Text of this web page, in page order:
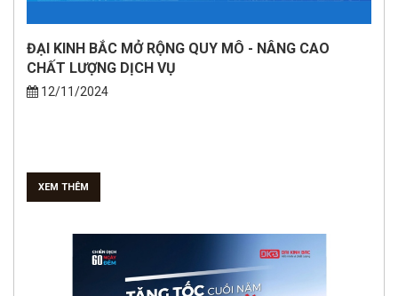
ĐẠI KINH BẮC MỞ RỘNG QUY MÔ - NÂNG CAO
CHẤT LƯỢNG DỊCH VỤ
12/11/2024
XEM THÊM